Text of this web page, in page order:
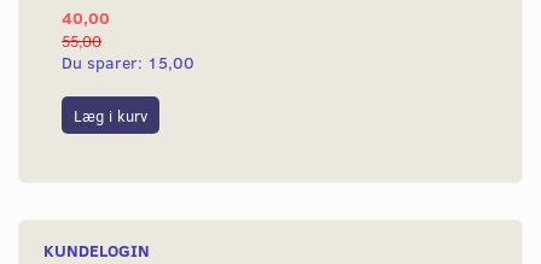
40,00
55,00
Du sparer: 15,00
Læg i kurv
KUNDELOGIN